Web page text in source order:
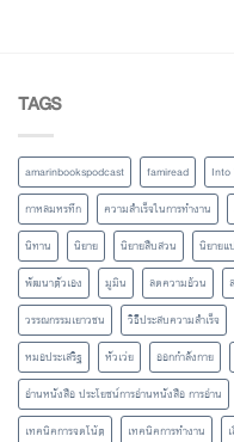
TAGS
amarinbookspodcast famiread Into
กาหลมหรทึก
ความสำเร็จในการทำงาน
นิทาน
นิยาย นิยายสืบสวน นิยายแ
พัฒนาตัวเอง
มูมิน ลดความอ้วน
วรรณกรรมเยาวชน
วิธีประสบความสำเร็จ
หมอประเสริฐ
หัวเว่ย ออกกำลังกาย
อ่านหนังสือ ประโยชน์การอ่านหนังสือ การอ่าน
เทคนิคการจดโน้ต
เทคนิคการทำงาน